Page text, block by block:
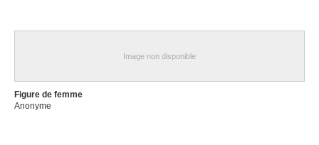
Image non disponible
Figure de femme
Anonyme